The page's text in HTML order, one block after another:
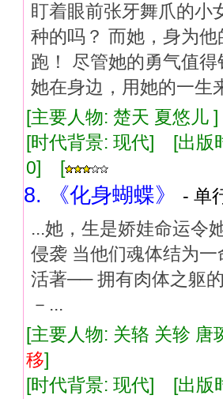
盯着眼前张牙舞爪的小
种的吗？ 而她，身为
跑！ 尽管她的勇气值
她在身边，用她的一生
[主要人物: 楚天 夏悠
[时代背景: 现代] [出
0] [
8. 《化身蝴蝶》
- 单
...她，生是娇娃命运令
侵袭 当他们魂体结为
活著── 拥有肉体之躯
－...
[主要人物: 关辂 关轸
移]
[时代背景: 现代] [出